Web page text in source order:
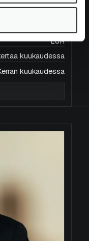
vuotta, 1,0 %: 1-3
2,0 %: alle vuosi
Net Total Return
EUR
kuukaudessa
kuukaudessa